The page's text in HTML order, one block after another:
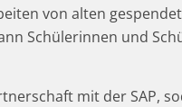
von alten
Schülerinnen und
mit der SAP,